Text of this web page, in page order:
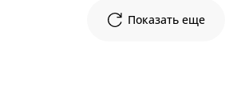
Показать еще